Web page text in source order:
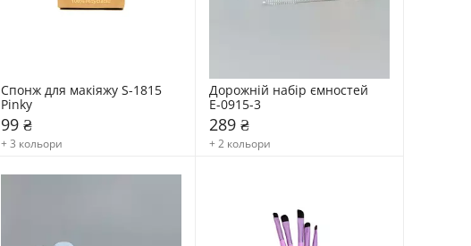
Спонж для макіяжу S-1815
Pinky
99 ₴
+ 3 кольори
Дорожній набір ємностей
Е-0915-3
289 ₴
+ 2 кольори